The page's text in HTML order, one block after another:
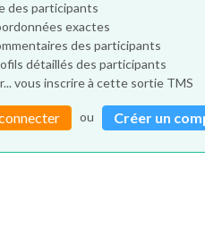
des participants
exactes
des participants
détaillés des participants
vous inscrire à cette sortie TMS
ou Créer un